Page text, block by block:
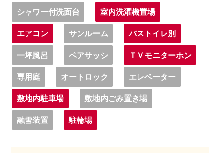
シャワー付洗面台 室内洗濯機置場
エアコン サンルーム バストイレ別
一坪風呂 ペアサッシ ＴＶモニターホン
専用庭 オートロック エレベーター
敷地内駐車場 敷地内ごみ置き場
融雪装置 駐輪場